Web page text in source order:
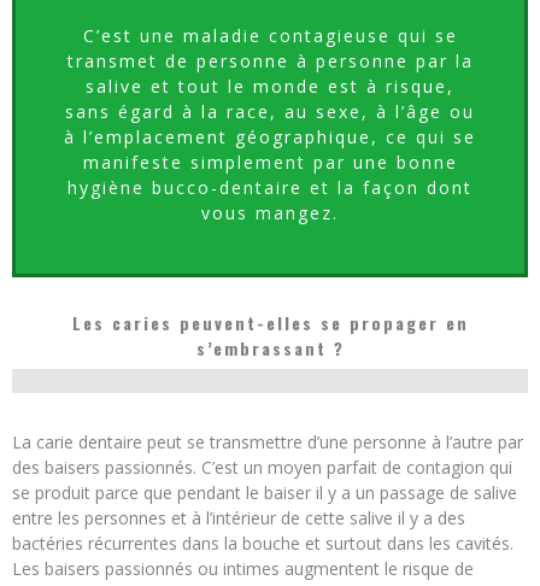
C’est une maladie contagieuse qui se
transmet de personne à personne par la
salive et tout le monde est à risque,
sans égard à la race, au sexe, à l’âge ou
à l’emplacement géographique, ce qui se
manifeste simplement par une bonne
hygiène bucco-dentaire et la façon dont
vous mangez.
Les caries peuvent-elles se propager en
s’embrassant ?
La carie dentaire peut se transmettre d’une personne à l’autre par
des baisers passionnés. C’est un moyen parfait de contagion qui
se produit parce que pendant le baiser il y a un passage de salive
entre les personnes et à l’intérieur de cette salive il y a des
bactéries récurrentes dans la bouche et surtout dans les cavités.
Les baisers passionnés ou intimes augmentent le risque de